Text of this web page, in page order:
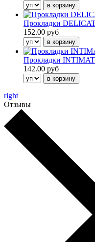
Прокладки
152.00 руб
Прокладки
142.00 руб
right
Отзывы